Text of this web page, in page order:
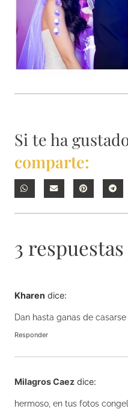
Si te ha
comparte:
3 respuestas
Kharen dice:
Dan hasta ganas de
Responder
Milagros Caez dice:
hermoso, en tus fotos